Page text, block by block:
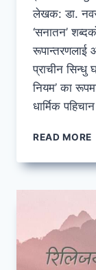
लेखक: डा.
‘सनातन’
रूपान्तरणलाई
प्राचीन सिन्धु
नियम’ का
धार्मिक
READ MORE